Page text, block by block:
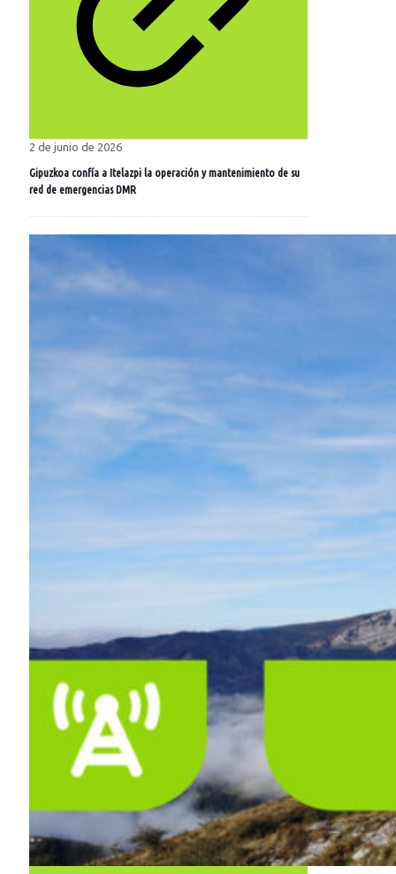
2 de junio de 2026
Gipuzkoa confía a Itelazpi la operación y mantenimiento de su
red de emergencias DMR